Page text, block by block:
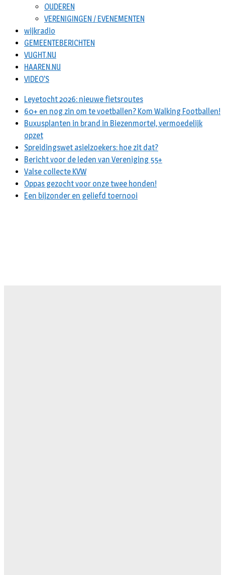
OUDEREN
VERENIGINGEN / EVENEMENTEN
wijkradio
GEMEENTEBERICHTEN
VUGHT.NU
HAAREN.NU
VIDEO’S
Leyetocht 2026: nieuwe fietsroutes
60+ en nog zin om te voetballen? Kom Walking Footballen!
Buxusplanten in brand in Biezenmortel, vermoedelijk
opzet
Spreidingswet asielzoekers: hoe zit dat?
Bericht voor de leden van Vereniging 55+
Valse collecte KVW
Oppas gezocht voor onze twee honden!
Een bijzonder en geliefd toernooi